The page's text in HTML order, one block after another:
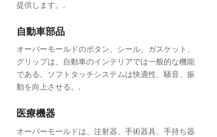
提供します。.
自動車部品
オーバーモールドのボタン、シール、ガスケット、
グリップは、自動車のインテリアでは一般的な機能
である。ソフトタッチシステムは快適性、騒音、振
動を向上させる。.
医療機器
オーバーモールドは、注射器、手術器具、手持ち器